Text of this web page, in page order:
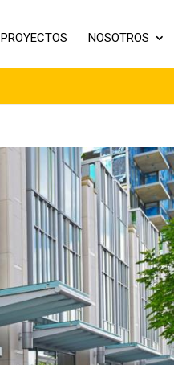
PROYECTOS NOSOTROS